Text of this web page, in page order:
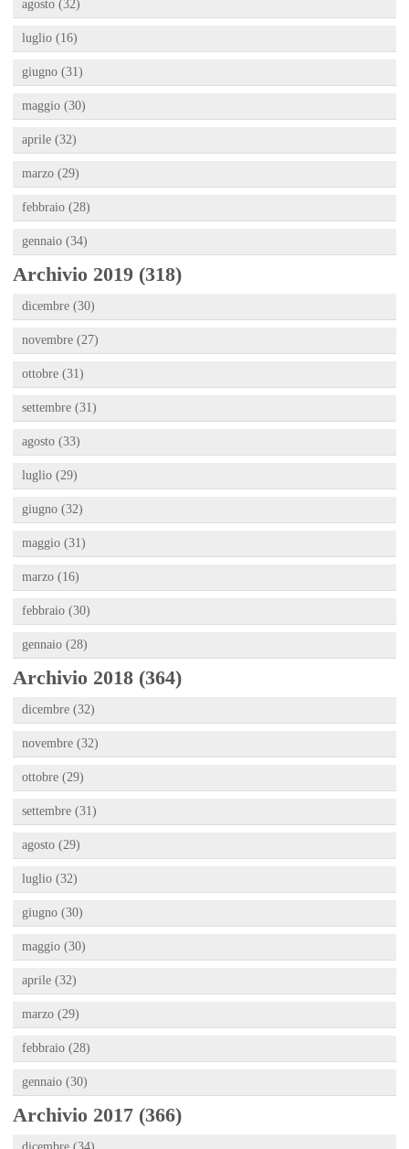
agosto (32)
luglio (16)
giugno (31)
maggio (30)
aprile (32)
marzo (29)
febbraio (28)
gennaio (34)
Archivio 2019 (318)
dicembre (30)
novembre (27)
ottobre (31)
settembre (31)
agosto (33)
luglio (29)
giugno (32)
maggio (31)
marzo (16)
febbraio (30)
gennaio (28)
Archivio 2018 (364)
dicembre (32)
novembre (32)
ottobre (29)
settembre (31)
agosto (29)
luglio (32)
giugno (30)
maggio (30)
aprile (32)
marzo (29)
febbraio (28)
gennaio (30)
Archivio 2017 (366)